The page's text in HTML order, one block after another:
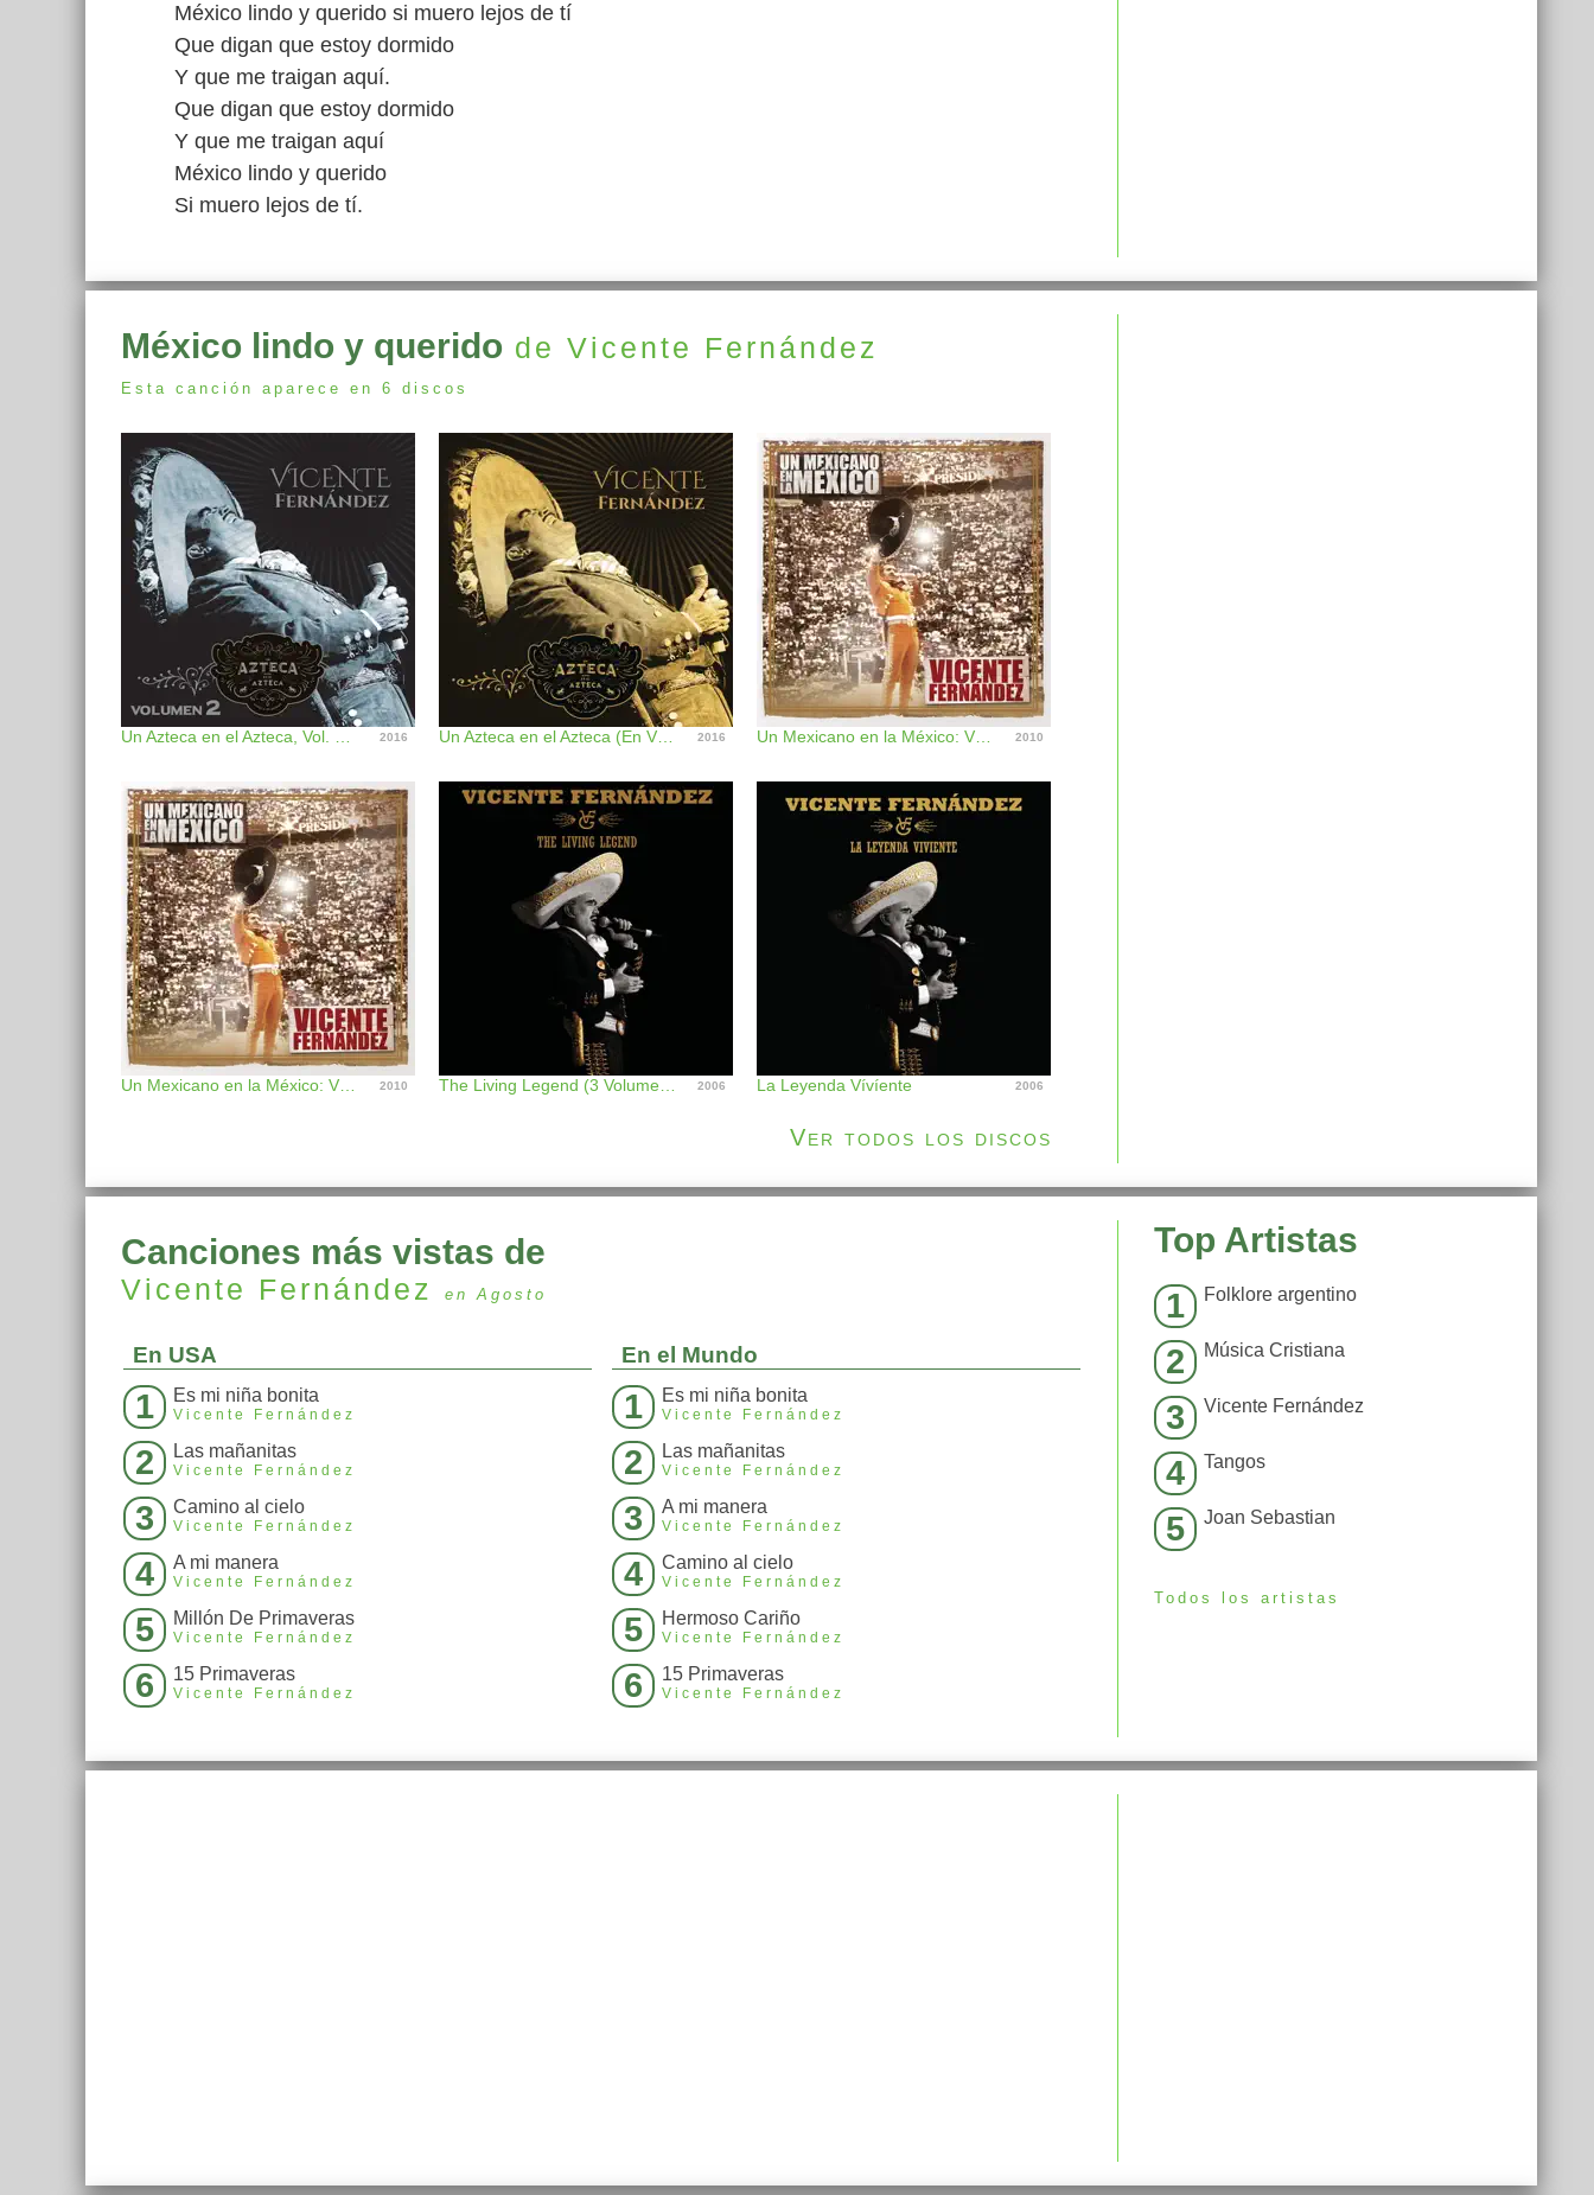
México lindo y querido si muero lejos de tí
Que digan que estoy dormido
Y que me traigan aquí.
Que digan que estoy dormido
Y que me traigan aquí
México lindo y querido
Si muero lejos de tí.
México lindo y querido de Vicente Fernández
Esta canción aparece en 6 discos
Un Azteca en el Azteca, Vol. 2 (En Vivo) 2016 Un Azteca en el Azteca (En Vivo) 2016 Un Mexicano en la México: Vicente Fernández (En Vivo) 2010
Un Mexicano en la México: Vicente Fernández 2010 The Living Legend (3 Volumes) [Remasterizado] 2006 La Leyenda Vívíente 2006
Ver todos los discos
Canciones más vistas de
Vicente Fernández en Agosto
En USA
1 Es mi niña bonita
Vicente Fernández
2 Las mañanitas
Vicente Fernández
3 Camino al cielo
Vicente Fernández
4 A mi manera
Vicente Fernández
5 Millón De Primaveras
Vicente Fernández
6 15 Primaveras
Vicente Fernández
En el Mundo
1 Es mi niña bonita
Vicente Fernández
2 Las mañanitas
Vicente Fernández
3 A mi manera
Vicente Fernández
4 Camino al cielo
Vicente Fernández
5 Hermoso Cariño
Vicente Fernández
6 15 Primaveras
Vicente Fernández
Top Artistas
1 Folklore argentino
2 Música Cristiana
3 Vicente Fernández
4 Tangos
5 Joan Sebastian
Todos los artistas